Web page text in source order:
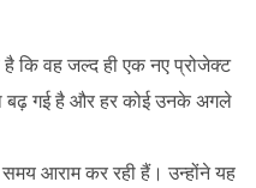
कि वह जल्द ही एक नए प्रोजेक्ट
बढ़ गई है और हर कोई उनके अगले
आराम कर रही हैं। उन्होंने यह